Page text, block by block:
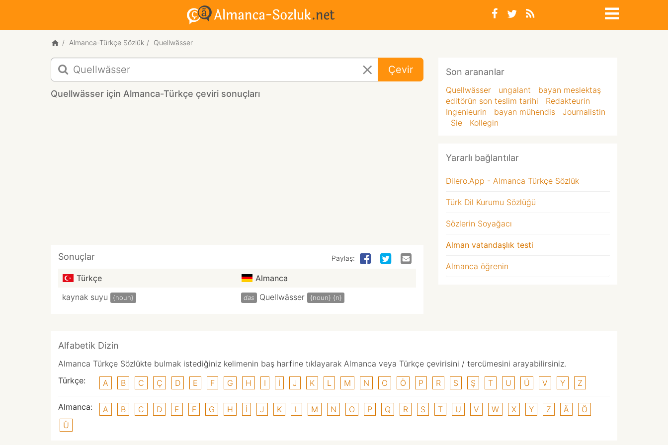
Almanca-Türkçe Sözlük Quellwässer
Quellwässer
için
Almanca-
Türkçe
Çevir
Quellwässer için Almanca-Türkçe çeviri sonuçları
Sonuçlar Paylaş:
Türkçe
Almanca
kaynak suyu
{noun} das Quellwässer {noun} {n}
Son arananlar
Quellwässer ungalant
bayan meslektaş
editörün son teslim tarihi
Redakteurin
Ingenieurin
bayan mühendis
Journalistin
Sie
Kollegin
Yararlı bağlantılar
Dilero.App - Almanca Türkçe Sözlük
Türk Dil Kurumu Sözlüğü
Sözlerin Soyağacı
Alman vatandaşlık testi
Almanca öğrenin
Alfabetik Dizin
Almanca Türkçe Sözlükte bulmak istediğiniz kelimenin baş harfine tıklayarak Almanca veya Türkçe çevirisini / tercümesini arayabilirsiniz.
Türkçe:
A B C Ç D E F G H I I J K L M N O Ö P R S Ş T U Ü V Y Z
Almanca: A B C D E F G H I J K L M N O P Q R S T U V W X Y Z Ä
Ö
Ü